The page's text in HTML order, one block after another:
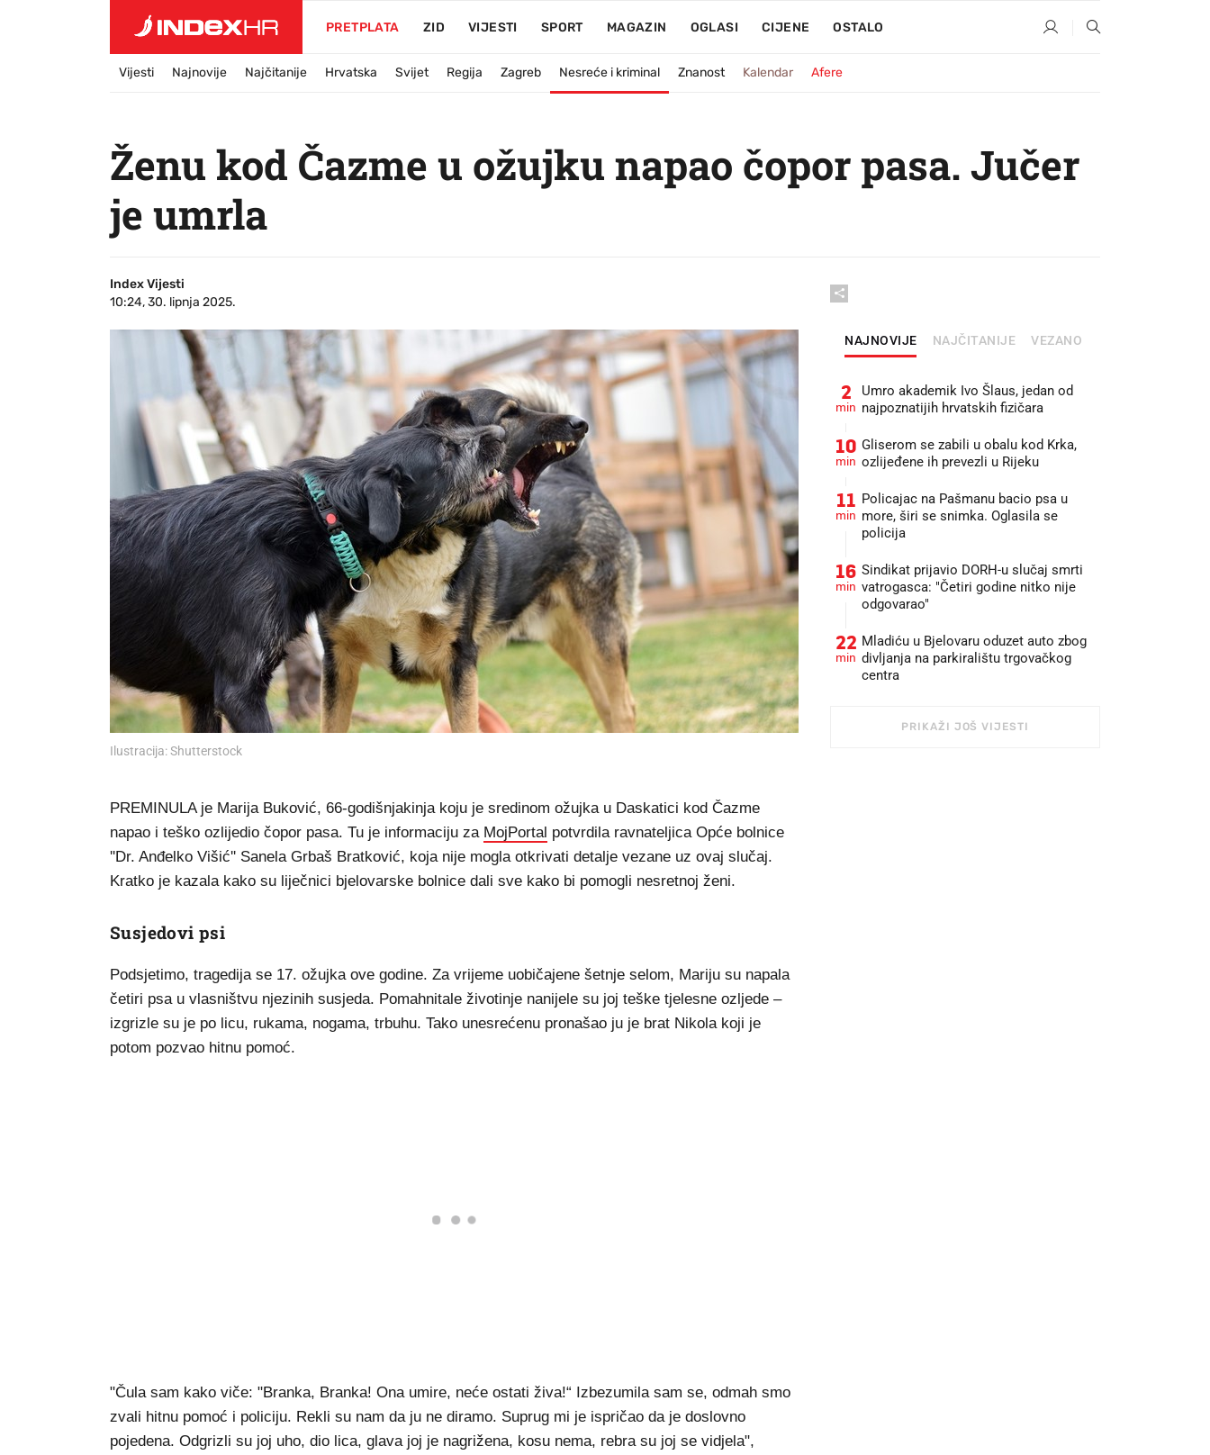
PRETPLATA ZID VIJESTI SPORT MAGAZIN OGLASI CIJENE OSTALO
Vijesti Najnovije Najčitanije Hrvatska Svijet Regija Zagreb Nesreće i kriminal Znanost Kalendar Afere
Ženu kod Čazme u ožujku napao čopor pasa. Jučer
je umrla
Index Vijesti
10:24, 30. lipnja 2025.
Ilustracija: Shutterstock
PREMINULA je Marija Buković, 66-godišnjakinja koju je sredinom ožujka u Daskatici kod Čazme
napao i teško ozlijedio čopor pasa. Tu je informaciju za MojPortal potvrdila ravnateljica Opće bolnice
''Dr. Anđelko Višić'' Sanela Grbaš Bratković, koja nije mogla otkrivati detalje vezane uz ovaj slučaj.
Kratko je kazala kako su liječnici bjelovarske bolnice dali sve kako bi pomogli nesretnoj ženi.
Susjedovi psi
Podsjetimo, tragedija se 17. ožujka ove godine. Za vrijeme uobičajene šetnje selom, Mariju su napala
četiri psa u vlasništvu njezinih susjeda. Pomahnitale životinje nanijele su joj teške tjelesne ozljede –
izgrizle su je po licu, rukama, nogama, trbuhu. Tako unesrećenu pronašao ju je brat Nikola koji je
potom pozvao hitnu pomoć.
"Čula sam kako viče: "Branka, Branka! Ona umire, neće ostati živa!“ Izbezumila sam se, odmah smo
zvali hitnu pomoć i policiju. Rekli su nam da ju ne diramo. Suprug mi je ispričao da je doslovno
pojedena. Odgrizli su joj uho, dio lica, glava joj je nagrižena, kosu nema, rebra su joj se vidjela",
NAJNOVIJE NAJČITANIJE VEZANO
2
min
Umro akademik Ivo Šlaus, jedan od
najpoznatijih hrvatskih fizičara
10
min
Gliserom se zabili u obalu kod Krka,
ozlijeđene ih prevezli u Rijeku
11
min
Policajac na Pašmanu bacio psa u
more, širi se snimka. Oglasila se
policija
16
min
Sindikat prijavio DORH-u slučaj smrti
vatrogasca: "Četiri godine nitko nije
odgovarao"
22
min
Mladiću u Bjelovaru oduzet auto zbog
divljanja na parkiralištu trgovačkog
centra
PRIKAŽI JOŠ VIJESTI